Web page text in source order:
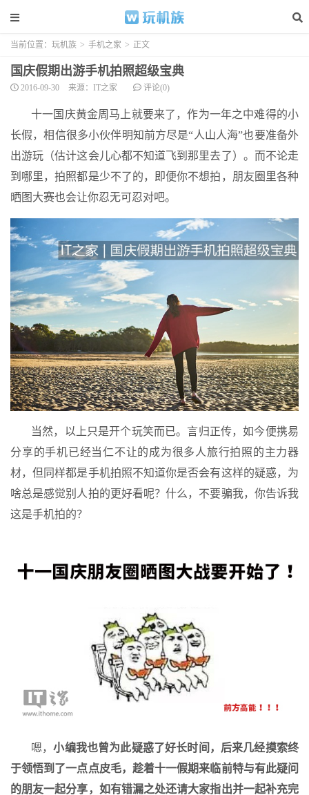
当前位置： 玩机族 > 手机之家 > 正文
国庆假期出游手机拍照超级宝典
2016-09-30 来源：IT之家 评论(0)
十一国庆黄金周马上就要来了，作为一年之中难得的小
长假，相信很多小伙伴明知前方尽是“人山人海”也要准备外
出游玩（估计这会儿心都不知道飞到那里去了）。而不论走
到哪里，拍照都是少不了的，即便你不想拍，朋友圈里各种
晒图大赛也会让你忍无可忍对吧。
当然，以上只是开个玩笑而已。言归正传，如今便携易
分享的手机已经当仁不让的成为很多人旅行拍照的主力器
材，但同样都是手机拍照不知道你是否会有这样的疑惑，为
啥总是感觉别人拍的更好看呢？什么，不要骗我，你告诉我
这是手机拍的？
嗯，小编我也曾为此疑惑了好长时间，后来几经摸索终
于领悟到了一点点皮毛，趁着十一假期来临前特与有此疑问
的朋友一起分享，如有错漏之处还请大家指出并一起补充完